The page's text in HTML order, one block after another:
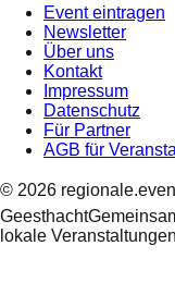
Event eintragen
Newsletter
Über uns
Kontakt
Impressum
Datenschutz
Für Partner
AGB für
© 2026
Geesthacht
lokale